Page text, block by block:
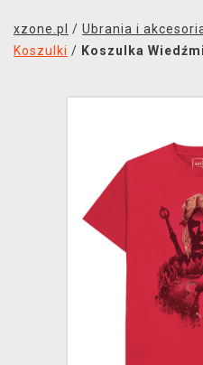
SOUNDTRACKI
TRANSPORT
xzone.pl / Ubrania i
Koszulki / Koszulka